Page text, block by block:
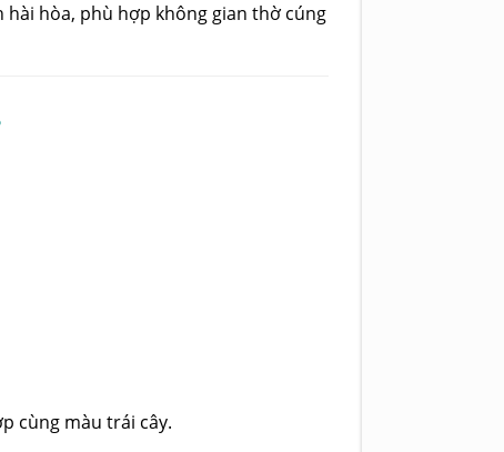
hòa, phù hợp không gian thờ cúng
cùng màu trái cây.